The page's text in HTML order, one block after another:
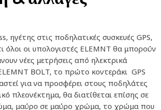
ηγέτης στις ποδηλατικές συσκευές GPS,
όλοι οι υπολογιστές ELEMNT θα μπορούν
νέες μετρήσεις από ηλεκτρικά
BOLT, το πρώτο κοντεράκι GPS
για να προσφέρει στους ποδηλάτες
πλεονέκτημα, θα διατίθεται επίσης σε
μαύρο σε μαύρο χρώμα, το χρώμα που